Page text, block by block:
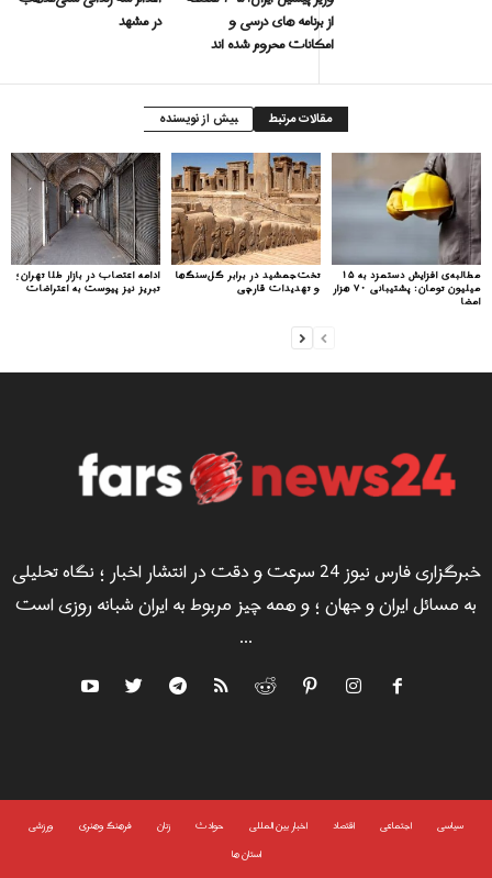
در مشهد
از برنامه های درسی و
امکانات محروم شده اند
مقالات مرتبط بیش از نویسنده
ادامه اعتصاب در بازار طلا تهران؛
تبریز نیز پیوست به اعتراضات
تخت‌جمشید در برابر گل‌سنگ‌ها
و تهدیدات قارچی
مطالبه‌ی افزایش دستمزد به ۱۵
میلیون تومان: پشتیبانی ۷۰ هزار
امضا
خبرگزاری فارس نیوز 24 سرعت و دقت در انتشار اخبار ؛ نگاه تحلیلی
به مسائل ایران و جهان ؛ و همه چیز مربوط به ایران شبانه روزی است
...
سياسى اجتماعی اقتصاد اخبار بین المللی حوادث زنان فرهنگ وهنری
ورزشی
استان ها